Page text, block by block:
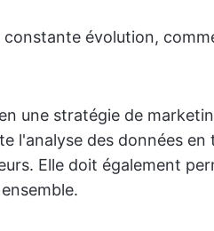
évolution,
une stratégie de
l'analyse des données
Elle doit également